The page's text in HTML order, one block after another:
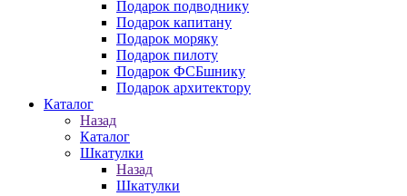
Подарок подводнику
Подарок капитану
Подарок моряку
Подарок пилоту
Подарок ФСБшнику
Подарок архитектору
Каталог
Назад
Каталог
Шкатулки
Назад
Шкатулки